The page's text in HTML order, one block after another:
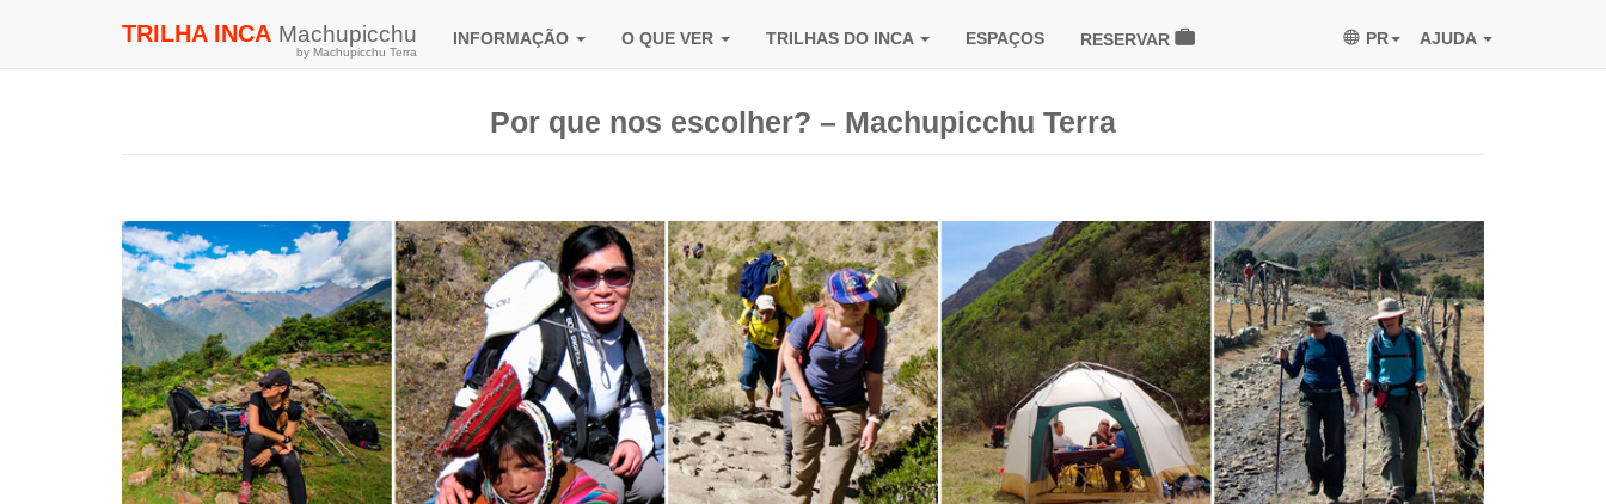
TRILHA INCA Machupicchu
by Machupicchu Terra
INFORMAÇÃO O QUE VER TRILHAS DO INCA ESPAÇOS RESERVAR PR AJUDA
Por que nos escolher? – Machupicchu Terra